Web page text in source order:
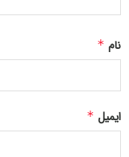
خدمت خواهد داشت که
جهان دانست.
۵۸۵۸
نام*
ایمیل*